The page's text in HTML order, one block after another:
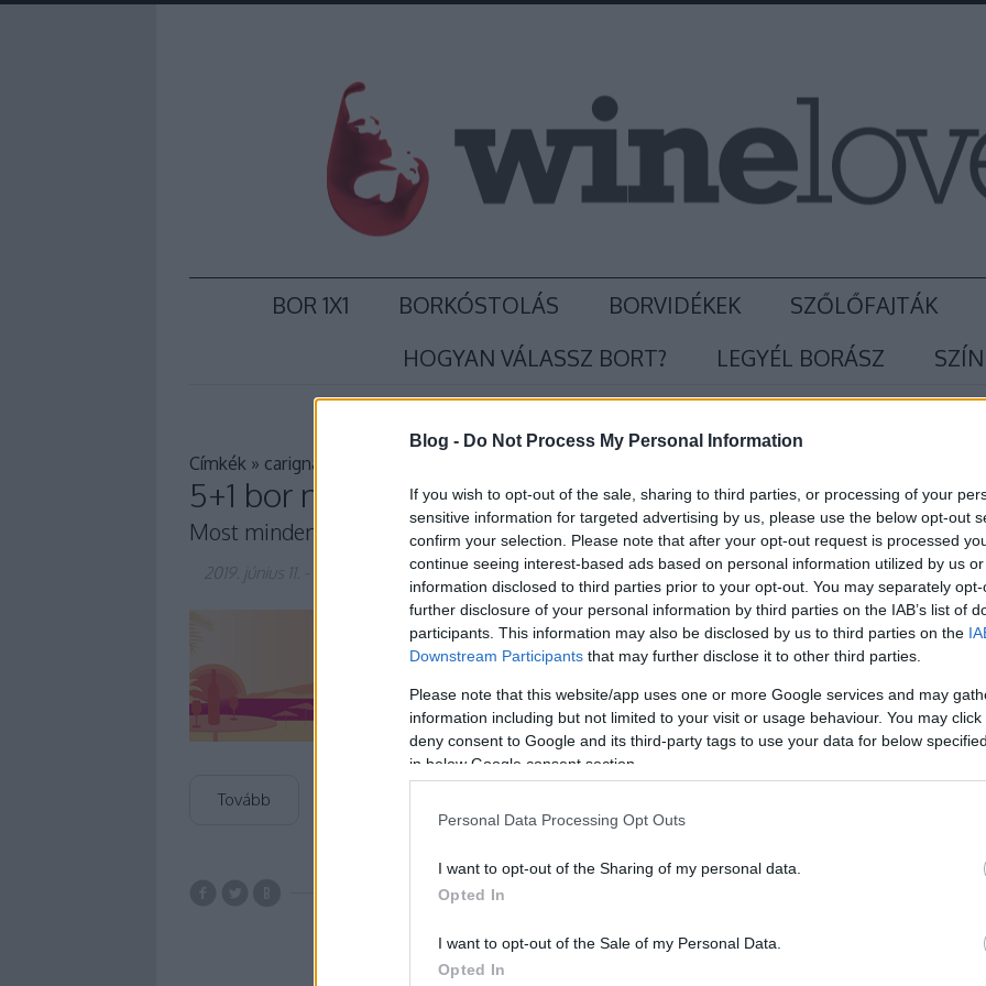
Blog - Do Not Process My Personal Information
If you wish to opt-out of the sale, sharing to third parties, or processing of your
sensitive information for targeted advertising by us, please use the below opt-out
confirm your selection. Please note that after your opt-out request is processed
continue seeing interest-based ads based on personal information utilized by us
information disclosed to third parties prior to your opt-out. You may separately
further disclosure of your personal information by third parties on the IAB’s list of
participants. This information may also be disclosed by us to third parties on the
Downstream Participants that may further disclose it to other third parties.
Please note that this website/app uses one or more Google services and may
information including but not limited to your visit or usage behaviour. You may
deny consent to Google and its third-party tags to use your data for below
in below Google consent section.
Personal Data Processing Opt Outs
I want to opt-out of the Sharing of my personal data.
Opted In
I want to opt-out of the Sale of my Personal Data.
Opted In
BOR 1X1 BORKÓSTOLÁS BORVIDÉKEK SZŐLŐFAJTÁK
HOGYAN VÁLASSZ BORT?
LEGYÉL BORÁSZ
Címkék » carignan
5+1 bor nyárra, egzotikus borvidékekről
Most minden megy, ami kicsit is más
2019. június 11.
A borvilág 2019-es trendjeinél meghatározó szerepet kaptak azok a borok,
amik valamilyen módon kitűnnek a tömegből. Manapság nagyon menő
minden, ami "más", ami egzotikus, ami ritkaság, ami után kutakodni kell.
Hogy ti se maradjatok ki a jóból, összeszedtünk pár olyan távoli (és…
Tovább
chardonnay
mazsolabor tipprovat stellenrust carassia
Mi
A